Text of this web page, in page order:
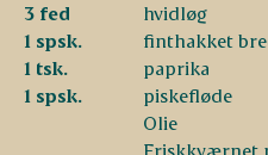
3 fed
hvidløg
1 spsk.
finthakket
1 tsk.
paprika
1 spsk.
piskefløde
Olie
Friskkværnet